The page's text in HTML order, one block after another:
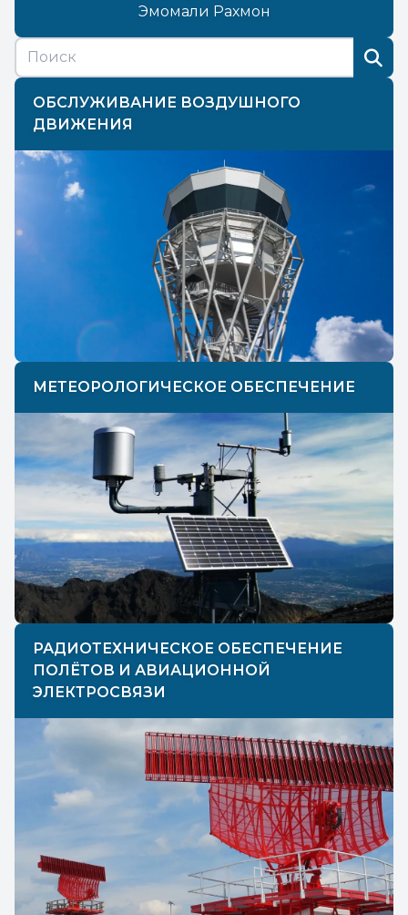
Эмомали Рахмон
ОБСЛУЖИВАНИЕ ВОЗДУШНОГО
ДВИЖЕНИЯ
МЕТЕОРОЛОГИЧЕСКОЕ ОБЕСПЕЧЕНИЕ
РАДИОТЕХНИЧЕСКОЕ ОБЕСПЕЧЕНИЕ
ПОЛЁТОВ И АВИАЦИОННОЙ
ЭЛЕКТРОСВЯЗИ